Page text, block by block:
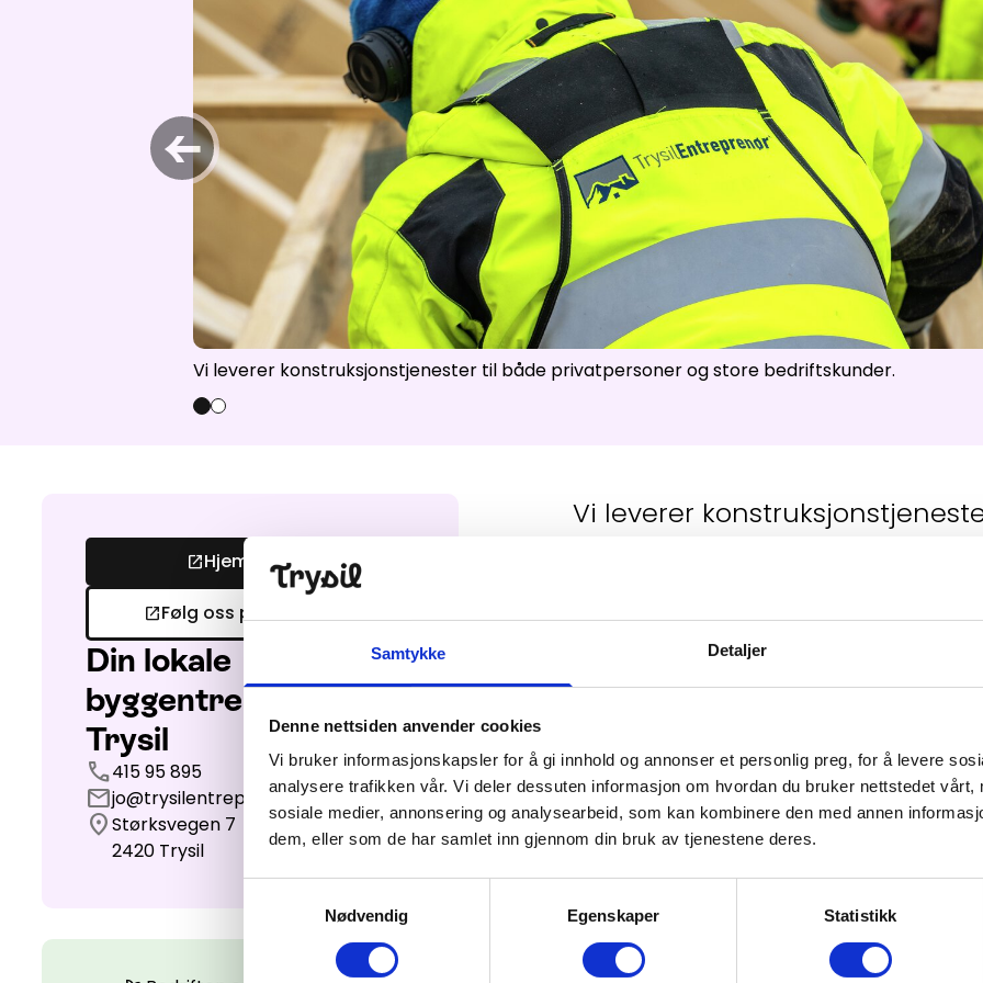
Samtykke Detaljer
Denne nettsiden anvender cookies
Vi bruker informasjonskapsler for å gi innhold og annonser et personlig preg, for å levere
analysere trafikken vår. Vi deler dessuten informasjon om hvordan du bruker nettstedet vårt,
sosiale medier, annonsering og analysearbeid, som kan kombinere den med annen
dem, eller som de har samlet inn gjennom din bruk av tjenestene deres.
Nødvendig
Egenskaper Statistikk
Åpne heiser : 0/41 Åpne løyper:0/70
Vær- og føredata er levert av fnugg,Yr, Meteorologisk institutt og NRK
←
Vi leverer konstruksjonstjenester til både privatpersoner og store bedriftskunder.
0 1
Vi leverer
Som din lokale byggentreprenør i
å utvikle oss.
Vi bruker effektive og moderne
nybygg.
Våre håndverkere er høyt
bransjen. De er dyktige til å finne de
Vi hjelper deg hele vegen – fra
open_in_newHjemmeside
open_in_newFølg oss på Facebook
Din lokale
byggentreprenør i
Trysil
call415 95 895
mailjo@trysilentreprenor.no
location_onStørksvegen 7
2420 Trysil